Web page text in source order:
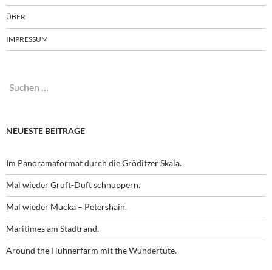
ÜBER
IMPRESSUM
Suchen
NEUESTE BEITRÄGE
Im Panoramaformat durch die Gröditzer Skala.
Mal wieder Gruft-Duft schnuppern.
Mal wieder Mücka – Petershain.
Maritimes am Stadtrand.
Around the Hühnerfarm mit the Wundertüte.